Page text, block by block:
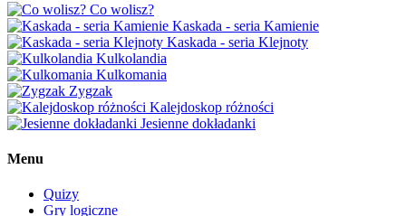
Co wolisz?
Kaskada - seria Kamienie
Kaskada - seria Klejnoty
Kulkolandia
Kulkomania
Zygzak
Kalejdoskop różności
Jesienne dokładanki
Menu
Quizy
Gry logiczne